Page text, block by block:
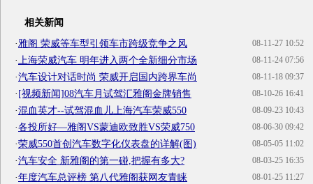
相关新闻
08-11-27 10:52
·雅阁 荣威等车型引领车市跨级竞争之风
08-11-24 07:56
· 上海荣威汽车 明年进入两个全新细分市场
08-11-18 09:37
·汽车设计对话时尚 荣威开启国内跨界车尚
08-10-26 16:41
·[视频新闻]08汽车月试驾汇雅阁金牌销售
08-09-23 10:43
·混血英才--试驾混血儿上海汽车荣威550
08-06-30 09:42
·各投所好—雅阁VS蒙迪欧致胜VS荣威750
08-05-05 11:02
·荣威550首创汽车数字化仪表盘的详解(图)
08-03-25 16:35
·汽车安全 新雅阁的第一碰,把握有多大?
08-01-25 11:27
·年度汽车总评榜 第八代雅阁获网友青睐